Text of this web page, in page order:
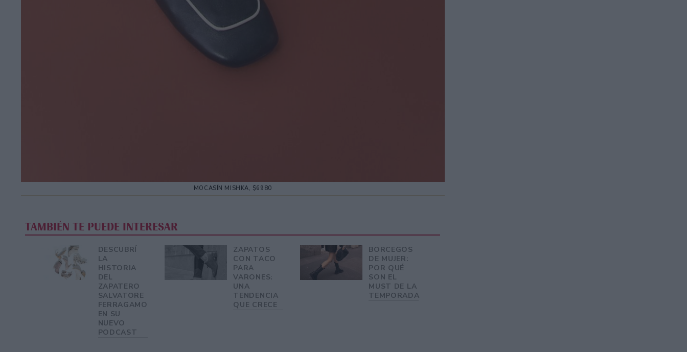
MOCASÍN MISHKA, $6980
TAMBIÉN TE PUEDE INTERESAR
DESCUBRÍ
LA
HISTORIA
DEL
ZAPATERO
SALVATORE
FERRAGAMO
EN SU
NUEVO
PODCAST
ZAPATOS
CON TACO
PARA
VARONES:
UNA
TENDENCIA
QUE CRECE
BORCEGOS
DE MUJER:
POR QUÉ
SON EL
MUST DE LA
TEMPORADA